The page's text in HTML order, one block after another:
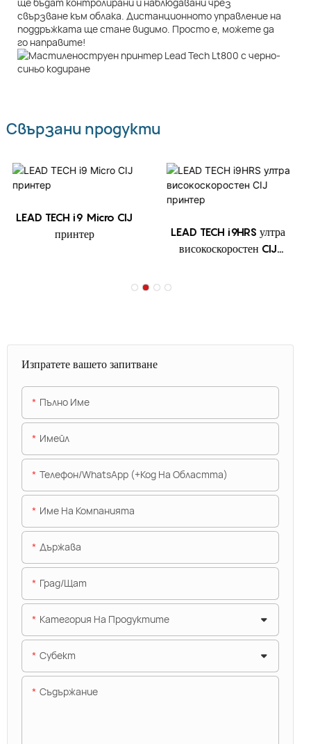
ще бъдат контролирани и наблюдавани чрез
свързване към облака. Дистанционното управление на
поддръжката ще стане видимо. Просто е, можете да
го направите!
Свързани продукти
LEAD TECH i9 Micro CIJ
принтер
LEAD TECH i9HRS ултра
високоскоростен CIJ
Изпратете вашето запитване
Пълно Име
Имейл
Телефон/WhatsApp (+Код На Областта)
Име На Компанията
Държава
Град/щат
Категория На Продуктите
Субект
Съдържание